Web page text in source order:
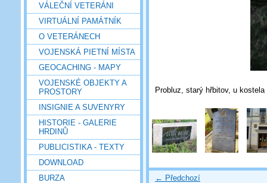
VÁLEČNÍ VETERÁNI
VIRTUÁLNÍ PAMÁTNÍK
O VETERÁNECH
VOJENSKÁ PIETNÍ MÍSTA
GEOCACHING - MAPY
VOJENSKÉ OBJEKTY A
PROSTORY
INSIGNIE A SUVENYRY
HISTORIE - GALERIE
HRDINŮ
PUBLICISTIKA - TEXTY
DOWNLOAD
BURZA
Probluz, starý hřbitov, u
← Předchozí